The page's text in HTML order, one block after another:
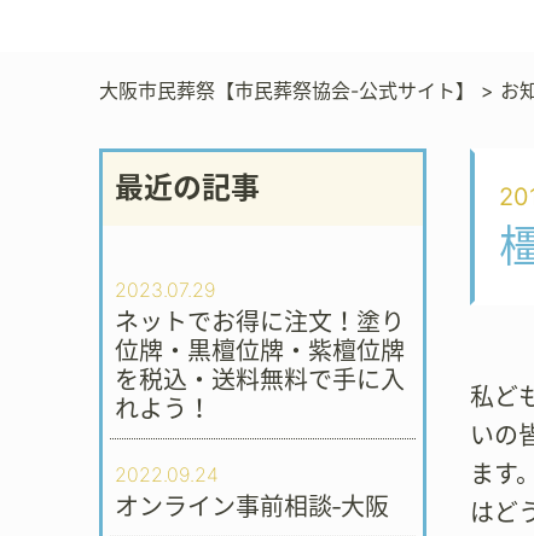
大阪市民葬祭【市民葬祭協会-公式サイト】 > お
最近の記事
2023.07.29
ネットでお得に注文！塗り
位牌・黒檀位牌・紫檀位牌
を税込・送料無料で手に入
れよう！
2022.09.24
オンライン事前相談‐大阪
私ど
いの
ます
はど